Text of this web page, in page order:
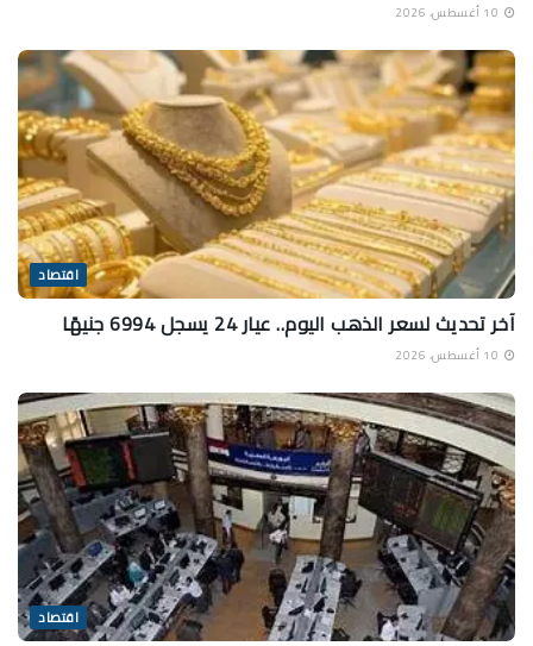
اقتصاد
آخر تحديث لسعر الذهب اليوم.. عيار 24 يسجل 6994 جنيهًا
اقتصاد